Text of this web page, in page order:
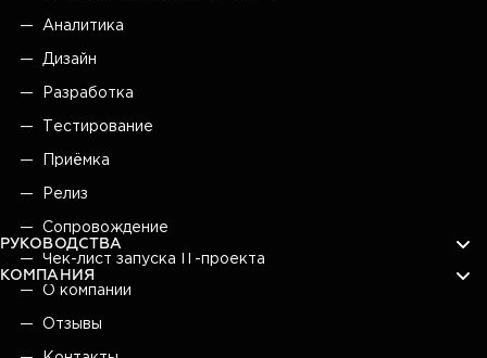
Аналитика
Дизайн
Разработка
Тестирование
Приёмка
Релиз
Сопровождение
РУКОВОДСТВА
Чек-лист запуска IT-проекта
КОМПАНИЯ
О компании
Отзывы